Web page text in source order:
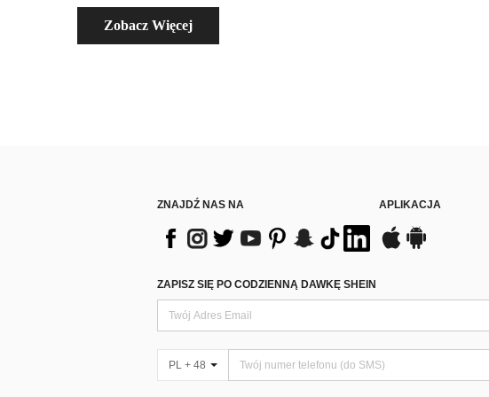
Zobacz Więcej
ZNAJDŹ NAS NA APLIKACJA
ZAPISZ SIĘ PO CODZIENNĄ DAWKĘ SHEIN
PL + 48